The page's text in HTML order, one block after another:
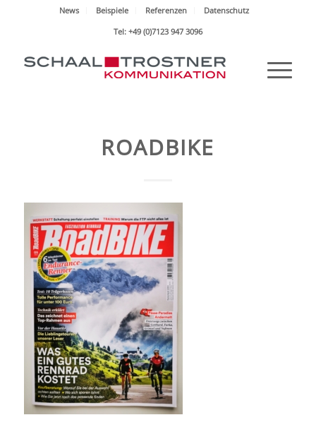
News Beispiele Referenzen
Datenschutz
Tel: +49 (0)7123 947 3096
ROADBIKE